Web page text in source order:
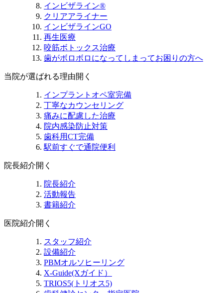
インビザライン®
クリアアライナー
インビザラインGO
再生医療
咬筋ボトックス治療
歯がボロボロになってしまってお困りの方へ
当院が選ばれる理由開く
インプラントオペ室完備
丁寧なカウンセリング
痛みに配慮した治療
院内感染防止対策
歯科用CT完備
駅前すぐで通院便利
院長紹介開く
院長紹介
活動報告
書籍紹介
医院紹介開く
スタッフ紹介
設備紹介
PBMオルソヒーリング
X-Guide(Xガイド）
TRIOS5(トリオス5)